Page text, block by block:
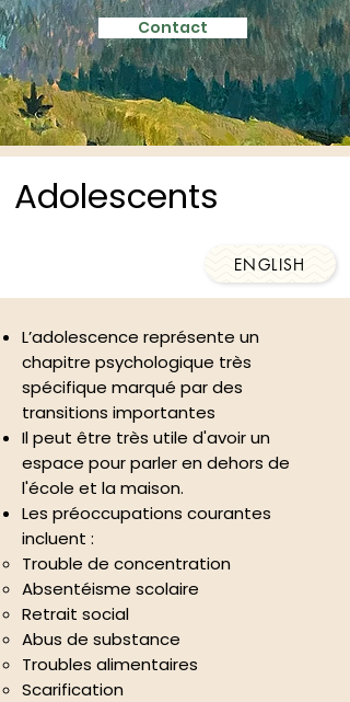
Contact
Adolescents
ENGLISH
L’adolescence représente un
chapitre psychologique très
spécifique marqué par des
transitions importantes
Il peut être très utile d'avoir un
espace pour parler en dehors de
l'école et la maison.
Les préoccupations courantes
incluent :
Trouble de concentration
Absentéisme scolaire
Retrait social
Abus de substance
Troubles alimentaires
Scarification